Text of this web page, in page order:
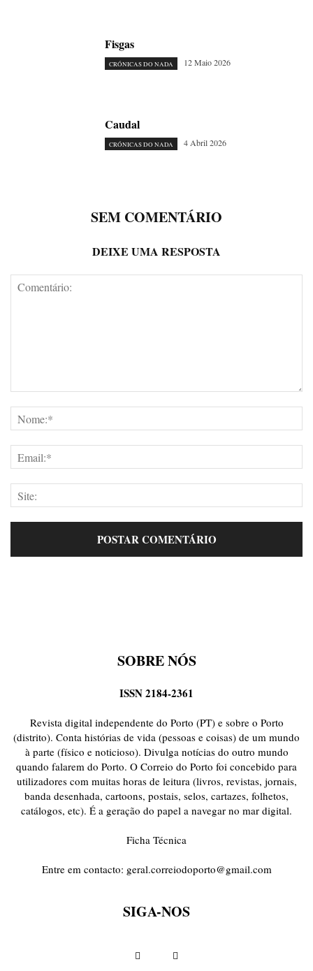
Fisgas
CRÓNICAS DO NADA 12 Maio 2026
Caudal
CRÓNICAS DO NADA 4 Abril 2026
SEM COMENTÁRIO
DEIXE UMA RESPOSTA
SOBRE NÓS
ISSN 2184-2361
Revista digital independente do Porto (PT) e sobre o Porto
(distrito). Conta histórias de vida (pessoas e coisas) de um mundo
à parte (físico e noticioso). Divulga notícias do outro mundo
quando falarem do Porto. O Correio do Porto foi concebido para
utilizadores com muitas horas de leitura (livros, revistas, jornais,
banda desenhada, cartoons, postais, selos, cartazes, folhetos,
catálogos, etc). É a geração do papel a navegar no mar digital.
Ficha Técnica
Entre em contacto: geral.correiodoporto@gmail.com
SIGA-NOS